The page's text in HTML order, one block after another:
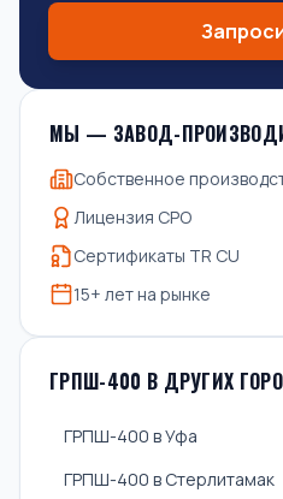
МЫ — ЗАВОД-
Собственное
Лицензия СРО
Сертификаты TR CU
15+ лет на рынке
ГРПШ-400 В ДРУГИХ
ГРПШ-400 в Уфа
ГРПШ-400 в Стерлитамак